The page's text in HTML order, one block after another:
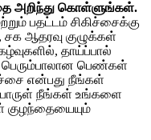
அறிந்து கொள்ளுங்கள்.
பதட்டம் சிகிச்சைக்கு
ஆதரவு குழுக்கள்
தாய்ப்பால்
பெரும்பாலான பெண்கள்
என்பது நீங்கள்
நீங்கள் உங்களை